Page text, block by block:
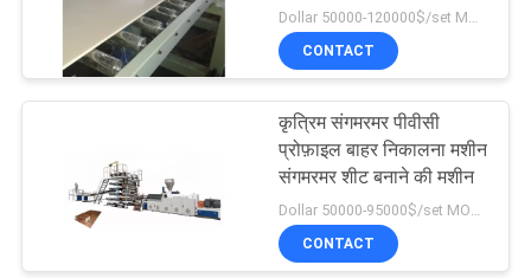
प्लास्टिक पुलिवर मशीन
Dollar 50000-120000$/set MOQ:एक सेट
CONTACT
कृत्रिम संगमरमर पीवीसी
प्रोफ़ाइल बाहर निकालना मशीन
संगमरमर शीट बनाने की मशीन
Dollar 50000-95000$/set MOQ:एक सेट
CONTACT